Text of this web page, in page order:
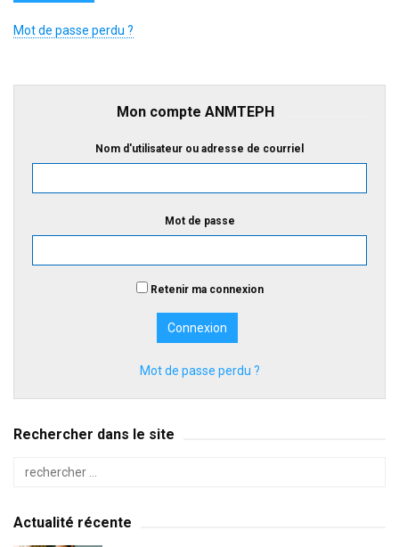
Mot de passe perdu ?
Mon compte ANMTEPH
Nom d'utilisateur ou adresse de courriel
Mot de passe
Retenir ma connexion
Mot de passe perdu ?
Rechercher dans le site
Actualité récente